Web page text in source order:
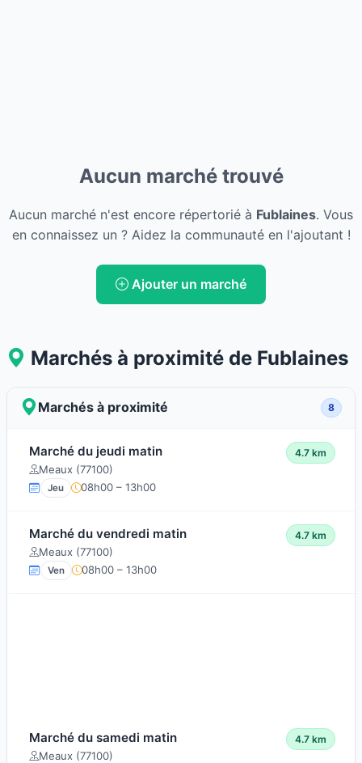
Aucun marché trouvé
Aucun marché n'est encore répertorié à Fublaines. Vous
en connaissez un ? Aidez la communauté en l'ajoutant !
Ajouter un marché
Marchés à proximité de Fublaines
Marchés à proximité 8
Marché du jeudi matin
Meaux (77100)
4.7 km
Jeu 08h00 – 13h00
Marché du vendredi matin
Meaux (77100)
4.7 km
Ven 08h00 – 13h00
Marché du samedi matin
Meaux (77100)
4.7 km